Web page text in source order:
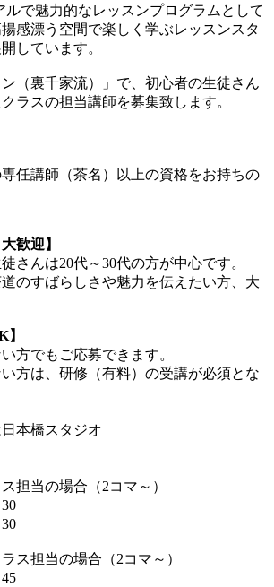
ルで魅力的なレッスンプログラムとして
感漂う空間で楽しく学ぶレッスンスタ
しています。
ン（裏千家流）」で、初心者の生徒さん
ラスの担当講師を募集致します。
任講師（茶名）以上の資格をお持ちの
歓迎】
さんは20代～30代の方が中心です。
のすばらしさや魅力を伝えたい方、大
】
方でもご応募できます。
方は、研修（有料）の受講が必須とな
本橋スタジオ
担当の場合（2コマ～）
ス担当の場合（2コマ～）